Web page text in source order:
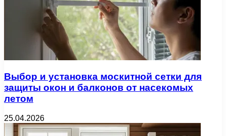
Выбор и установка москитной сетки для
защиты окон и балконов от насекомых
летом
25.04.2026